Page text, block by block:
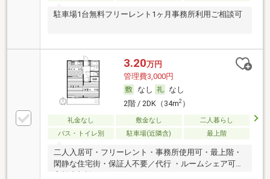
駐車場1台無料フリーレント1ヶ月事務所利用ご相談可
3.20万円
管理費3,000円
なし
なし
2階 / 2DK（34m2）
礼金なし 敷金なし
二人暮らし
バス・トイレ別
駐車場(近隣含) 最上階
二人入居可・フリーレント・事務所使用可・最上階・
閑静な住宅街・保証人不要／代行 ・ルームシェア可・